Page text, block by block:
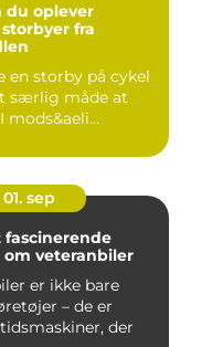
du oplever
fra
en storby på cykel
særlig måde at
mods&aeli...
01. sep
fascinerende
om veteranbiler
er ikke bare
– de er
der